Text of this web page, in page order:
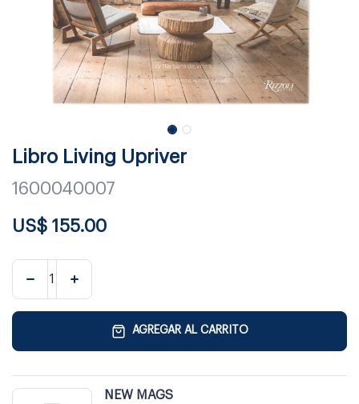
Libro Living Upriver
1600040007
US$ 155.00
AGREGAR AL CARRITO
NEW MAGS